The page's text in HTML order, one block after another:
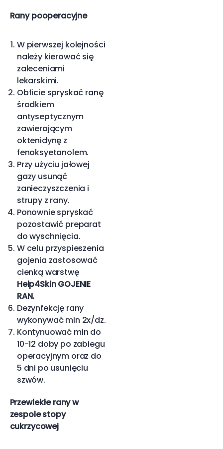
Rany pooperacyjne
W pierwszej kolejności
należy kierować się
zaleceniami
lekarskimi.
Obficie spryskać ranę
środkiem
antyseptycznym
zawierającym
oktenidynę z
fenoksyetanolem.
Przy użyciu jałowej
gazy usunąć
zanieczyszczenia i
strupy z rany.
Ponownie spryskać
pozostawić preparat
do wyschnięcia.
W celu przyspieszenia
gojenia zastosować
cienką warstwę
Help4Skin GOJENIE
RAN.
Dezynfekcję rany
wykonywać min 2x/dz.
Kontynuować min do
10-12 doby po zabiegu
operacyjnym oraz do
5 dni po usunięciu
szwów.
Przewlekłe rany w
zespole stopy
cukrzycowej